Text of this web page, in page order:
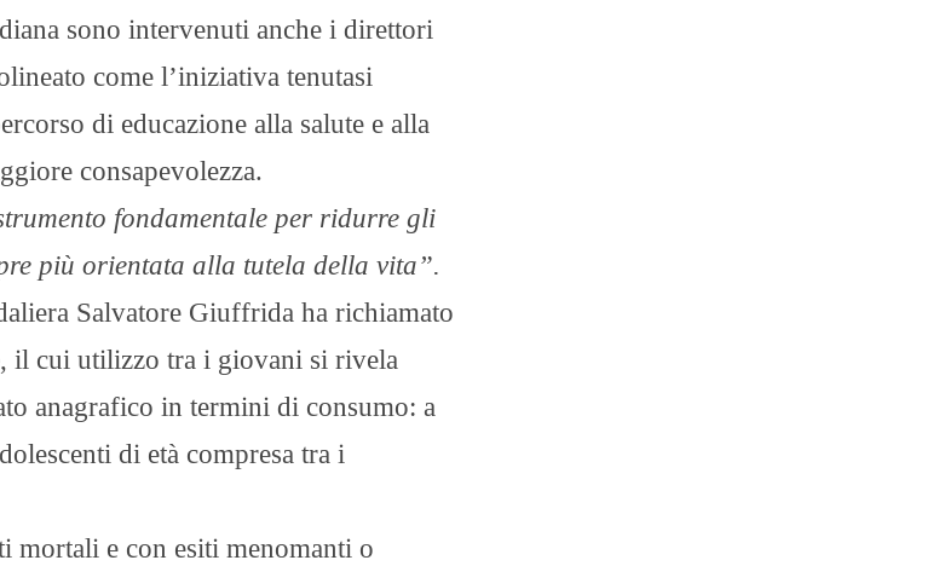
sono intervenuti anche i direttori
come l’iniziativa tenutasi
di educazione alla salute e alla
consapevolezza.
fondamentale per ridurre gli
più orientata alla tutela della vita”.
Salvatore Giuffrida ha richiamato
il cui utilizzo tra i giovani si rivela
anagrafico in termini di consumo: a
di età compresa tra i
mortali e con esiti menomanti o